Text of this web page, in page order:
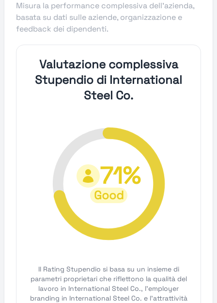
Misura la performance complessiva dell'azienda,
basata su dati sulle aziende, organizzazione e
feedback dei dipendenti.
Valutazione complessiva
Stupendio di International
Steel Co.
71%
Good
Il Rating Stupendio si basa su un insieme di
parametri proprietari che riflettono la qualità del
lavoro in International Steel Co., l'employer
branding in International Steel Co. e l'attrattività